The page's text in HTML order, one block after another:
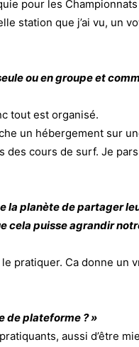
pour les
station que j’ai vu, un
ou en groupe et
tout est organisé.
un hébergement sur
des cours de surf. Je pars
la planète de partager
cela puisse agrandir
pratiquer. Ca donne un
de plateforme ? »
aussi d’être